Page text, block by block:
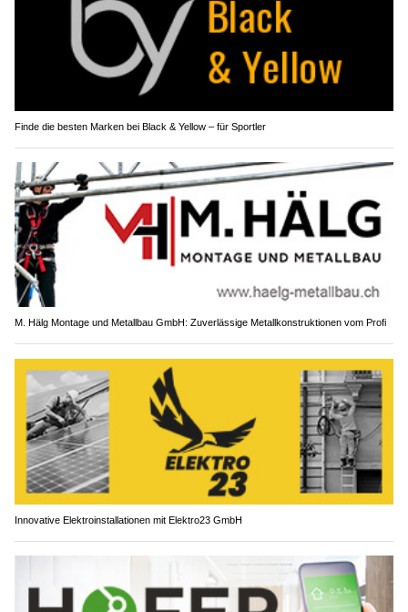
Finde die besten Marken bei Black & Yellow – für Sportler
M. Hälg Montage und Metallbau GmbH: Zuverlässige Metallkonstruktionen vom Profi
Innovative Elektroinstallationen mit Elektro23 GmbH